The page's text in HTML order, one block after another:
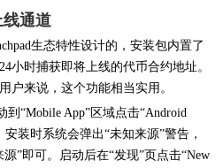
通道
生态特性设计的，安装包内置了
小时捕获即将上线的代币合约地址。
户来说，这个功能相当实用。
“Mobile App”区域点击“Android
安装时系统会弹出“未知来源”警告，
”即可。启动后在“发现”页点击“New